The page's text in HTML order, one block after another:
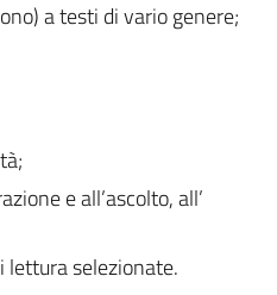
a testi di vario genere;
e all’ascolto, all’
lettura selezionate.